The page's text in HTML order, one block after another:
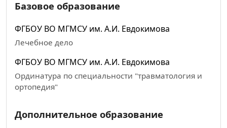
Базовое образование
ФГБОУ ВО МГМСУ им. А.И. Евдокимова
Лечебное дело
ФГБОУ ВО МГМСУ им. А.И. Евдокимова
Ординатура по специальности "травматология и
ортопедия"
Дополнительное образование